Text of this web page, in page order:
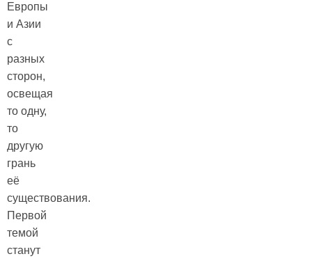
Европы
и Азии
с
разных
сторон,
освещая
то одну,
то
другую
грань
её
существования.
Первой
темой
станут